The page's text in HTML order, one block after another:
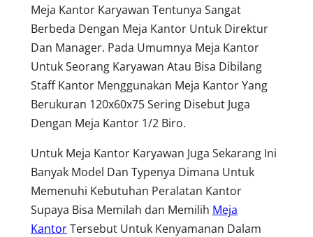
Meja Kantor Karyawan Tentunya Sangat
Berbeda Dengan Meja Kantor Untuk Direktur
Dan Manager. Pada Umumnya Meja Kantor
Untuk Seorang Karyawan Atau Bisa Dibilang
Staff Kantor Menggunakan Meja Kantor Yang
Berukuran 120x60x75 Sering Disebut Juga
Dengan Meja Kantor 1/2 Biro.
Untuk Meja Kantor Karyawan Juga Sekarang Ini
Banyak Model Dan Typenya Dimana Untuk
Memenuhi Kebutuhan Peralatan Kantor
Supaya Bisa Memilah dan Memilih Meja
KantorTersebut Untuk Kenyamanan Dalam